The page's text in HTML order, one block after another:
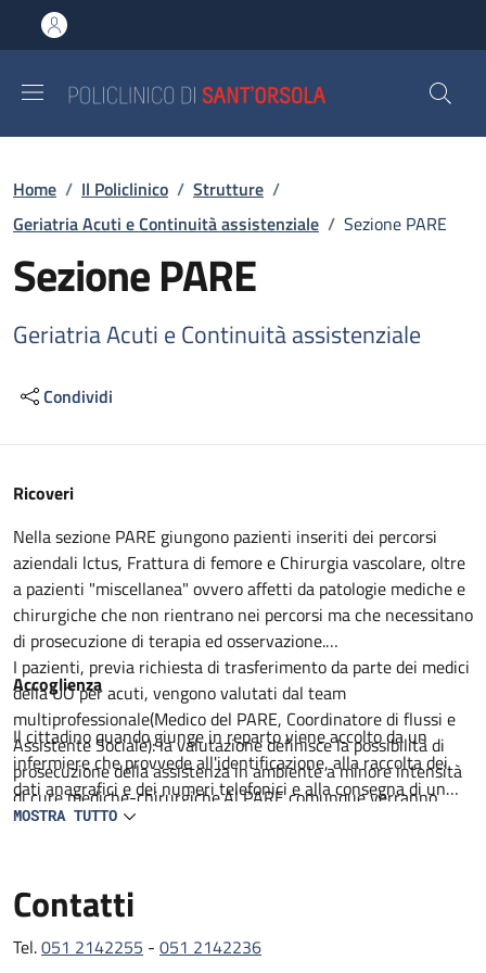
al contenuto principale
to footer content
Briciole di pane
Home / Il Policlinico / Strutture /
Geriatria Acuti e Continuità assistenziale / Sezione PARE
Sezione PARE
Geriatria Acuti e Continuità assistenziale
Condividi
Descrizione
Ricoveri
Nella sezione PARE giungono pazienti inseriti dei percorsi
aziendali lctus, Frattura di femore e Chirurgia vascolare, oltre
a pazienti "miscellanea" ovvero affetti da patologie mediche e
chirurgiche che non rientrano nei percorsi ma che necessitano
di prosecuzione di terapia ed osservazione.
I pazienti, previa richiesta di trasferimento da parte dei medici
della UO per acuti, vengono valutati dal team
multiprofessionale(Medico del PARE, Coordinatore di flussi e
Assistente Sociale): la valutazione definisce la possibilità di
prosecuzione della assistenza in ambiente a minore intensità
di cure mediche-chirurgiche.Al PARE comunque verranno
proseguiti percorsi medico terapeutici non ancora completati,
All'ingresso del paziente al PARE il team, composto da
Fisiatra e /o Fisioterapista con il coinvolgimento del Caregiver
Accoglienza
Il cittadino quando giunge in reparto viene accolto da un
infermiere che provvede all'identificazione, alla raccolta dei
dati anagrafici e dei numeri telefonici e alla consegna di un
prestampato con informazioni utili. Il degente viene
clinica ed infermieristica dove viene delineato il percorso
diagnostico e terapeutico e raccolti il consenso per tutte le
procedure che lo richiedono.
MOSTRA TUTTO
Contatti
Tel.051 2142255 - 051 2142236